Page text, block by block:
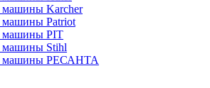
Karcher
Patriot
PIT
Stihl
машины РЕСАНТА